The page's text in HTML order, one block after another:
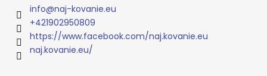
b
u
e
info@naj-kovanie.eu
+421902950809
https://www.facebook.com/naj.kovanie.eu
naj.kovanie.eu/